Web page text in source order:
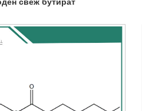
свеж бутират